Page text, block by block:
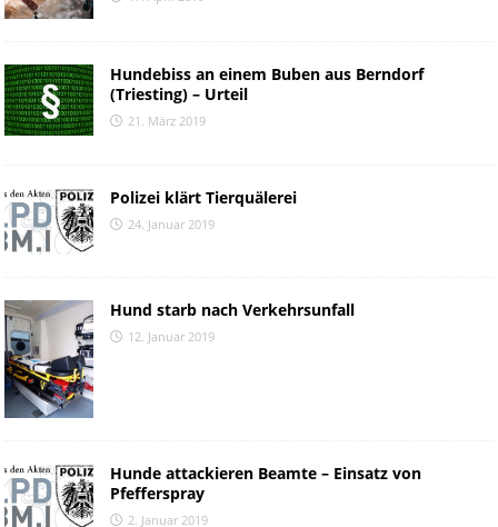
Hundebiss an einem Buben aus Berndorf
(Triesting) – Urteil
21. März 2019
Polizei klärt Tierquälerei
24. Januar 2019
Hund starb nach Verkehrsunfall
12. Januar 2019
Hunde attackieren Beamte – Einsatz von
Pfefferspray
2. Januar 2019